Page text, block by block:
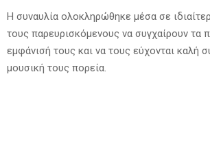
Η συναυλία ολοκληρώθηκε μέσα σε
τους παρευρισκόμενους να συγχαίρουν τα
εμφάνισή τους και να τους εύχονται καλή
μουσική τους πορεία.